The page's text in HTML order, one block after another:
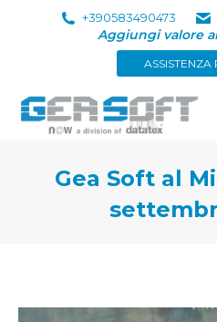
+390583490473
Aggiungi valore
ASSISTENZA
Gea Soft al